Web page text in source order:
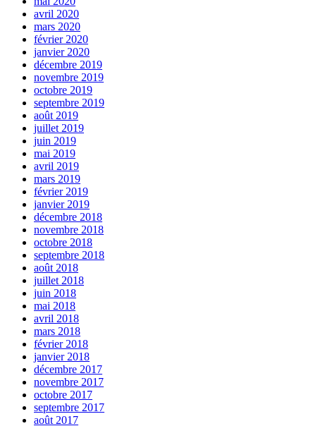
avril 2020
mars 2020
février 2020
janvier 2020
décembre 2019
novembre 2019
octobre 2019
septembre 2019
août 2019
juillet 2019
juin 2019
mai 2019
avril 2019
mars 2019
février 2019
janvier 2019
décembre 2018
novembre 2018
octobre 2018
septembre 2018
août 2018
juillet 2018
juin 2018
mai 2018
avril 2018
mars 2018
février 2018
janvier 2018
décembre 2017
novembre 2017
octobre 2017
septembre 2017
août 2017